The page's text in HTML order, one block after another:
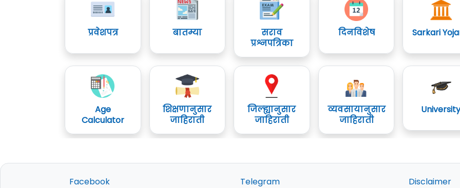
प्रवेशपत्र बातम्या
सराव
प्रश्नपत्रिका
दिनविशेष Sarkari
Age
Calculator
शिक्षणानुसार
जाहिराती
जिल्ह्यानुसार
जाहिराती
व्यवसायानुसार
जाहिराती
Facebook Telegram Disclaimer